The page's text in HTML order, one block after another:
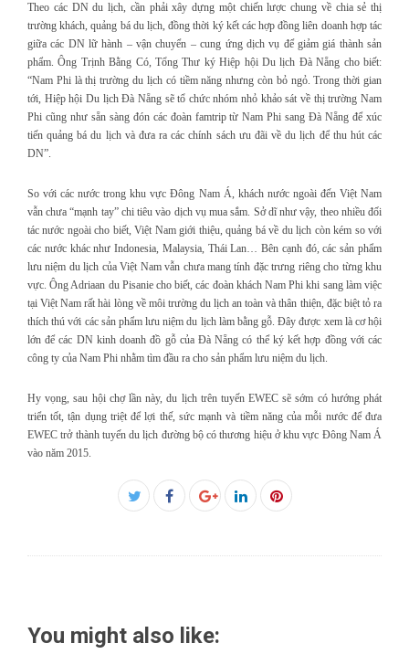
Theo các DN du lịch, cần phải xây dựng một chiến lược chung về chia sẻ thị
trường khách, quảng bá du lịch, đồng thời ký kết các hợp đồng liên doanh hợp tác
giữa các DN lữ hành – vận chuyển – cung ứng dịch vụ để giảm giá thành sản
phẩm. Ông Trịnh Bằng Có, Tổng Thư ký Hiệp hội Du lịch Đà Nẵng cho biết:
“Nam Phi là thị trường du lịch có tiềm năng nhưng còn bỏ ngỏ. Trong thời gian
tới, Hiệp hội Du lịch Đà Nẵng sẽ tổ chức nhóm nhỏ khảo sát về thị trường Nam
Phi cũng như sẵn sàng đón các đoàn famtrip từ Nam Phi sang Đà Nẵng để xúc
tiến quảng bá du lịch và đưa ra các chính sách ưu đãi về du lịch để thu hút các
DN”.
So với các nước trong khu vực Đông Nam Á, khách nước ngoài đến Việt Nam
vẫn chưa “mạnh tay” chi tiêu vào dịch vụ mua sắm. Sở dĩ như vậy, theo nhiều đối
tác nước ngoài cho biết, Việt Nam giới thiệu, quảng bá về du lịch còn kém so với
các nước khác như Indonesia, Malaysia, Thái Lan… Bên cạnh đó, các sản phẩm
lưu niệm du lịch của Việt Nam vẫn chưa mang tính đặc trưng riêng cho từng khu
vực. Ông Adriaan du Pisanie cho biết, các đoàn khách Nam Phi khi sang làm việc
tại Việt Nam rất hài lòng về môi trường du lịch an toàn và thân thiện, đặc biệt tỏ ra
thích thú với các sản phẩm lưu niệm du lịch làm bằng gỗ. Đây được xem là cơ hội
lớn để các DN kinh doanh đồ gỗ của Đà Nẵng có thể ký kết hợp đồng với các
công ty của Nam Phi nhằm tìm đầu ra cho sản phẩm lưu niệm du lịch.
Hy vọng, sau hội chợ lần này, du lịch trên tuyến EWEC sẽ sớm có hướng phát
triển tốt, tận dụng triệt để lợi thế, sức mạnh và tiềm năng của mỗi nước để đưa
EWEC trở thành tuyến du lịch đường bộ có thương hiệu ở khu vực Đông Nam Á
vào năm 2015.
Facebook
You might also like: